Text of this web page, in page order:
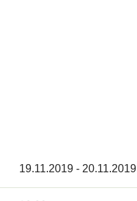
19.11.2019 - 20.11.2019